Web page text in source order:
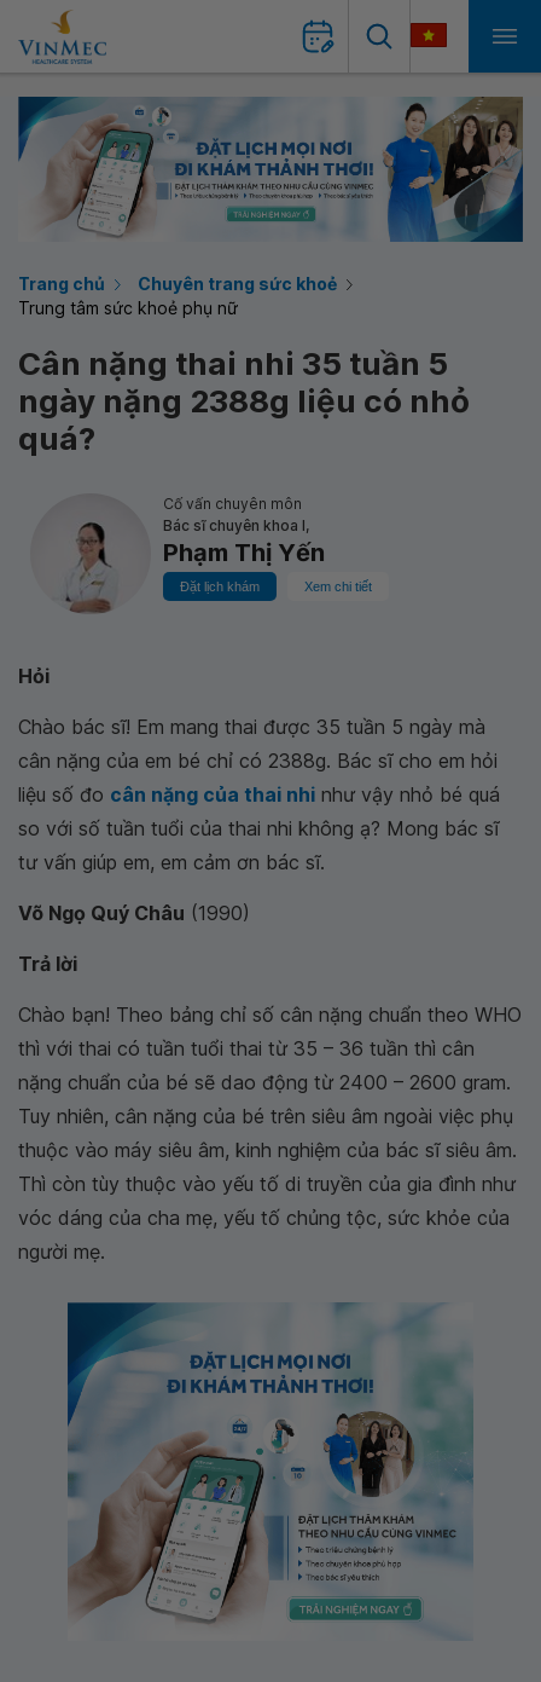
Trang chủ
Chuyên trang sức khoẻ
Trung tâm sức khoẻ phụ nữ
Cân nặng thai nhi 35 tuần 5
ngày nặng 2388g liệu có nhỏ
quá?
Cố vấn chuyên môn
Bác sĩ chuyên khoa I,
Phạm Thị Yến
Đặt lịch khám Xem chi tiết
Hỏi
Chào bác sĩ! Em mang thai được 35 tuần 5 ngày mà
cân nặng của em bé chỉ có 2388g. Bác sĩ cho em hỏi
liệu số đo cân nặng của thai nhi như vậy nhỏ bé quá
so với số tuần tuổi của thai nhi không ạ? Mong bác sĩ
tư vấn giúp em, em cảm ơn bác sĩ.
Võ Ngọ Quý Châu (1990)
Trả lời
Chào bạn! Theo bảng chỉ số cân nặng chuẩn theo WHO
thì với thai có tuần tuổi thai từ 35 – 36 tuần thì cân
nặng chuẩn của bé sẽ dao động từ 2400 – 2600 gram.
Tuy nhiên, cân nặng của bé trên siêu âm ngoài việc phụ
thuộc vào máy siêu âm, kinh nghiệm của bác sĩ siêu âm.
Thì còn tùy thuộc vào yếu tố di truyền của gia đình như
vóc dáng của cha mẹ, yếu tố chủng tộc, sức khỏe của
người mẹ.